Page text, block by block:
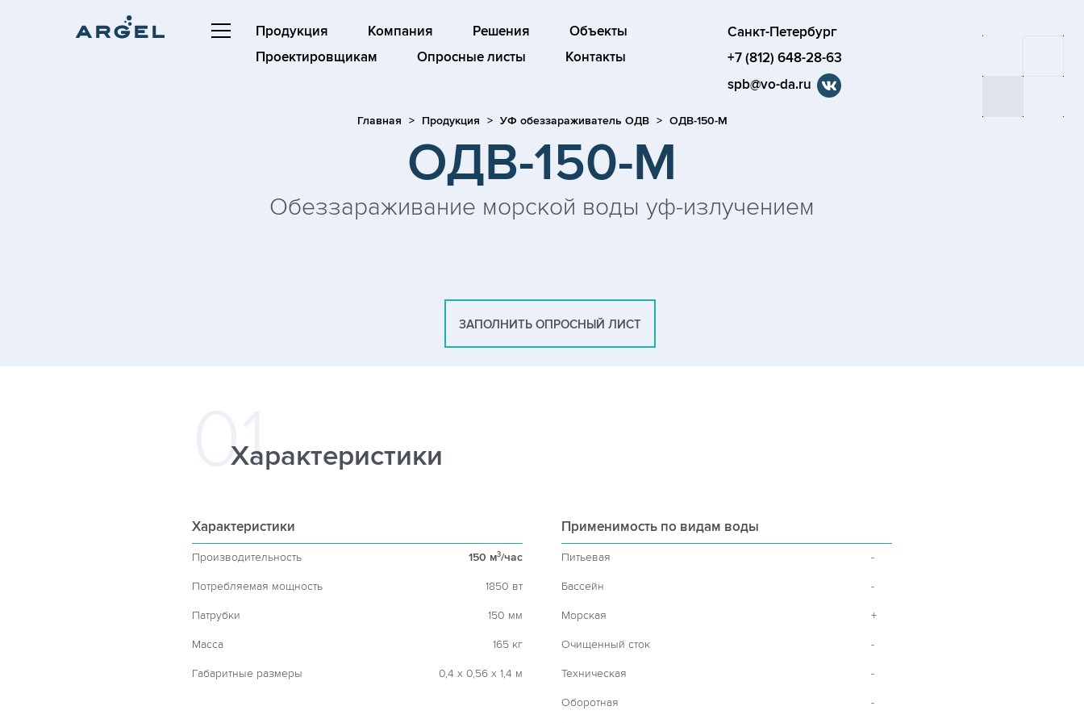
Продукция Компания Решения
Объекты
Проектировщикам
Опросные листы Контакты
Санкт-Петербург
+7 (812) 648-28-63
spb@vo-da.ru
Главная Продукция УФ обеззараживатель ОДВ ОДВ-150-М
ОДВ-150-М
Обеззараживание морской воды уф-излучением
ЗАПОЛНИТЬ ОПРОСНЫЙ ЛИСТ
Характеристики
Характеристики
Производительность 150 м3/час
Потребляемая мощность 1850 вт
Патрубки 150 мм
Масса 165 кг
Габаритные размеры 0,4 х 0,56 х 1,4 м
Применимость по видам воды
Питьевая -
Бассейн -
Морская +
Очищенный сток -
Техническая -
Оборотная -